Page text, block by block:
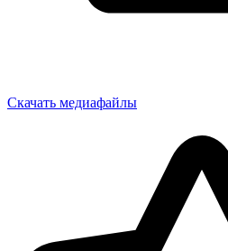
Скачать медиафайлы